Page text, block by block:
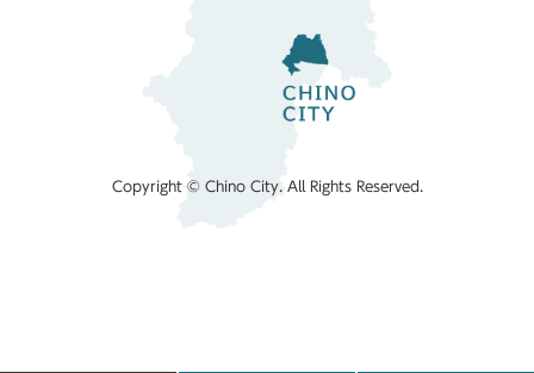
Copyright © Chino City. All Rights Reserved.